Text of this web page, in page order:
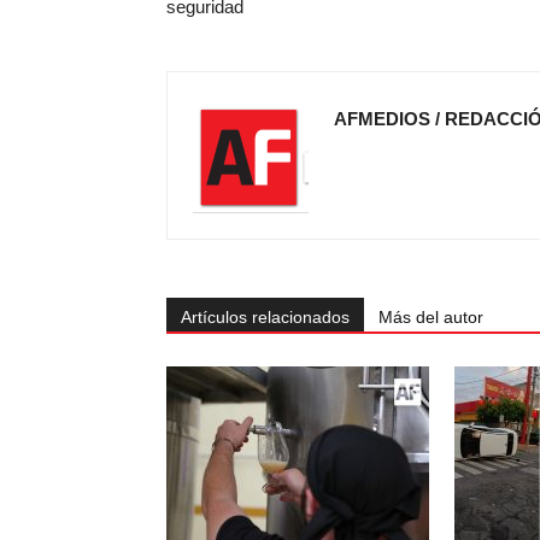
seguridad
AFMEDIOS /
Artículos relacionados Más del autor